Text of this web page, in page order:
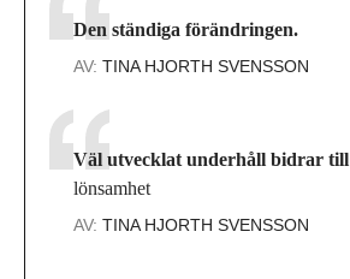
Den ständiga förändringen.
AV: TINA HJORTH SVENSSON
Väl utvecklat underhåll bidrar till
lönsamhet
AV: TINA HJORTH SVENSSON